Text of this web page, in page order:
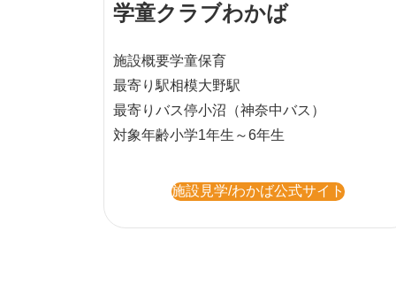
学童クラブわかば
施設概要学童保育
最寄り駅相模大野駅
最寄りバス停小沼（神奈中バス）
対象年齢小学1年生～6年生
施設見学/わかば公式サイト